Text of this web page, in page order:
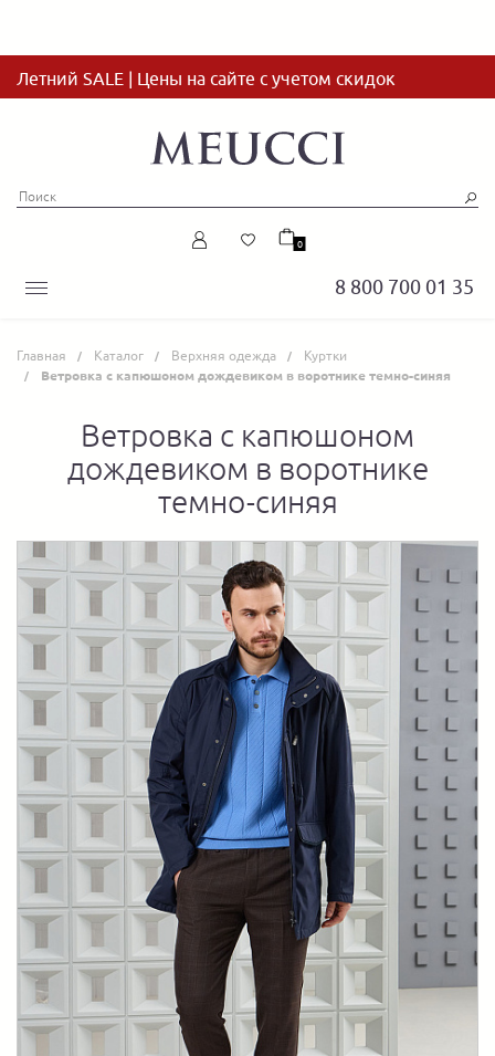
Летний SALE | Цены на сайте с учетом скидок
8 800 700 01 35
0
Главная Каталог Верхняя одежда Куртки
Ветровка с капюшоном дождевиком в воротнике темно-синяя
Ветровка с капюшоном
дождевиком в воротнике
темно-синяя